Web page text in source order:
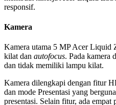
responsif.
Kamera
Kamera utama 5 MP Acer Liquid
kilat dan autofocus. Pada kamera
dan tidak memiliki lampu kilat.
Kamera dilengkapi dengan fitur
dan mode Presentasi yang
presentasi. Selain fitur, ada empat